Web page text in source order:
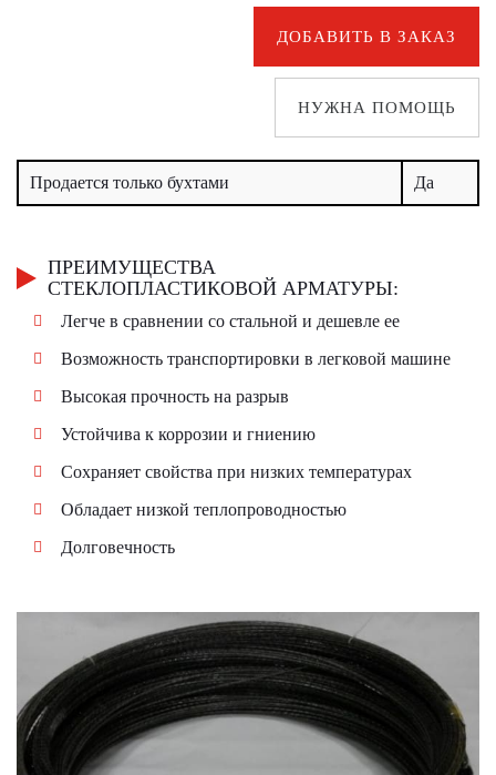
ДОБАВИТЬ В ЗАКАЗ
НУЖНА ПОМОЩЬ
Продается только бухтами Да
ПРЕИМУЩЕСТВА
СТЕКЛОПЛАСТИКОВОЙ АРМАТУРЫ:
Легче в сравнении со стальной и дешевле ее
Возможность транспортировки в легковой машине
Высокая прочность на разрыв
Устойчива к коррозии и гниению
Сохраняет свойства при низких температурах
Обладает низкой теплопроводностью
Долговечность